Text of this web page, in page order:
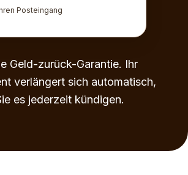
Posteingang
Geld-zurück-Garantie. Ihr
verlängert sich automatisch,
es jederzeit kündigen.